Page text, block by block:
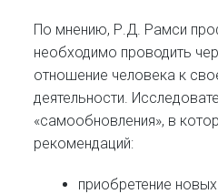
По мнению, Р.Д. Рамси
необходимо проводить
отношение человека к
деятельности.
«самообновления», в
рекомендаций:
приобретение